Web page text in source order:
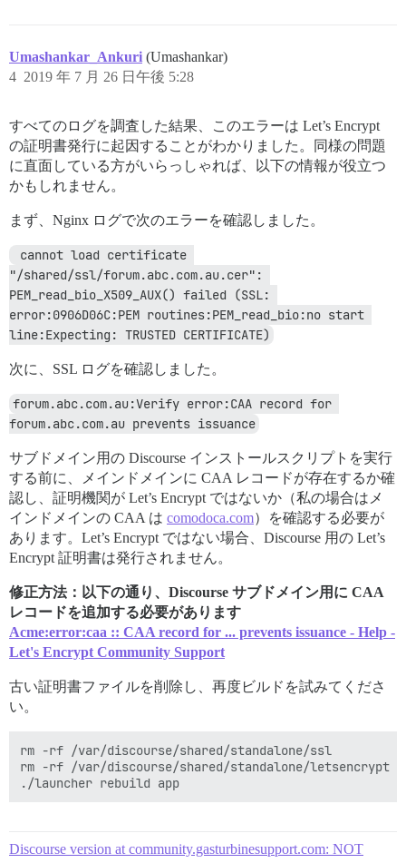
Umashankar_Ankuri (Umashankar)
2019 年 7 月 26 日午後 5:28
4
すべてのログを調査した結果、このエラーは Let’s Encrypt
の証明書発行に起因することがわかりました。同様の問題
に直面している方がいらっしゃれば、以下の情報が役立つ
かもしれません。
まず、Nginx ログで次のエラーを確認しました。
"/shared/ssl/forum.abc.com.au.cer":
PEM_read_bio_X509_AUX() failed (SSL:
error:0906D06C:PEM routines:PEM_read_bio:no start
line:Expecting: TRUSTED CERTIFICATE)
次に、SSL ログを確認しました。
forum.abc.com.au:Verify error:CAA record for
forum.abc.com.au prevents issuance
サブドメイン用の Discourse インストールスクリプトを実行
する前に、メインドメインに CAA レコードが存在するか確
認し、証明機関が Let’s Encrypt ではないか（私の場合はメ
インドメインの CAA は comodoca.com）を確認する必要が
あります。Let’s Encrypt ではない場合、Discourse 用の Let’s
Encrypt 証明書は発行されません。
修正方法：以下の通り、Discourse サブドメイン用に CAA
レコードを追加する必要があります
Acme:error:caa :: CAA record for ... prevents issuance - Help -
Let's Encrypt Community Support
古い証明書ファイルを削除し、再度ビルドを試みてくださ
い。
rm -rf /var/discourse/shared/standalone/ssl
rm -rf /var/discourse/shared/standalone/letsencrypt
Discourse version at community.gasturbinesupport.com: NOT